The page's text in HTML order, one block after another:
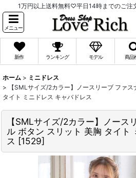
1万円以上送料無料♡平日14時までのご注
メニュー
新作 ランキング モデル 商品
ホーム > ミニドレス
>
【SMLサイズ/2カラー】ノースリーブ ファ
タイト ミニドレス キャバドレス
【SMLサイズ/2カラー】ノース
ル ボタン スリット 美胸 タイト
ス [1529]